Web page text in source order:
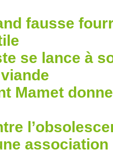
fausse
se lance à
Mamet